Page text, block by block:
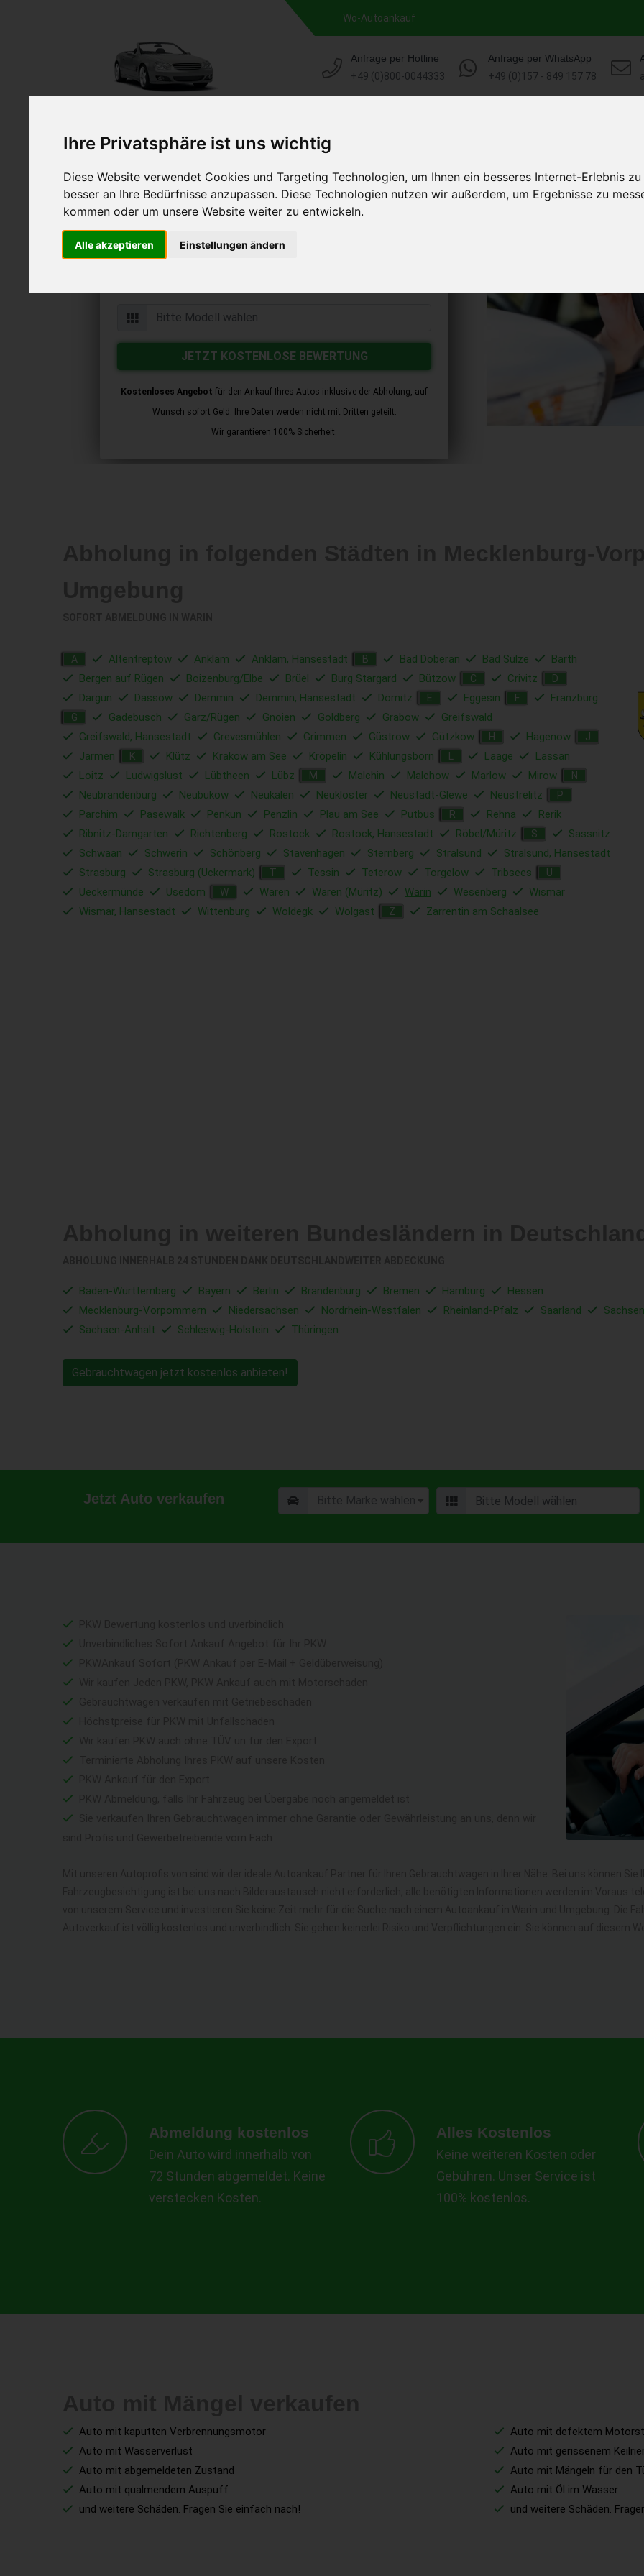
Ihre Privatsphäre ist uns wichtig
Diese Website verwendet Cookies und Targeting Technologien, um Ihnen ein besseres Internet-Erlebnis
besser an Ihre Bedürfnisse anzupassen. Diese Technologien nutzen wir außerdem, um Ergebnisse zu
kommen oder um unsere Website weiter zu entwickeln.
Alle akzeptieren Einstellungen ändern
Wo-Autoankauf
Anfrage per Hotline
+49 (0)800-0044333
Anfrage per WhatsApp
+49 (0)157 - 849 157 78
Autoankauf in Warin Mecklenburg-
Vorpommern (Deutschland)
Online Auto verkaufen & gratis abholen lassen
Auf Wunsch sofort Geld für Ihr Auto erhalten
JETZT KOSTENLOSE BEWERTUNG
Kostenloses Angebot für den Ankauf Ihres Autos inklusive der Abholung, auf
Wunsch sofort Geld. Ihre Daten werden nicht mit Dritten geteilt.
Wir garantieren 100% Sicherheit.
A Altentreptow Anklam Anklam, Hansestadt B Bad Doberan Bad Sülze
Barth
Bergen auf Rügen
Boizenburg/Elbe Brüel Burg Stargard Bützow C Crivitz D
Dargun Dassow Demmin Demmin, Hansestadt Dömitz E Eggesin F Franzburg
G Gadebusch Garz/Rügen Gnoien Goldberg Grabow
Greifswald
Greifswald, Hansestadt
Grevesmühlen Grimmen Güstrow Gützkow H Hagenow J
Jarmen K Klütz Krakow am See Kröpelin Kühlungsborn Laage
Lassan
Loitz
Ludwigslust Lübtheen Lübz M Malchin Malchow Marlow Mirow N
Neubrandenburg Neubukow Neukalen Neukloster Neustadt-Glewe Neustrelitz P
Parchim Pasewalk Penkun Penzlin Plau am See Putbus R Rehna
Rerik
Ribnitz-Damgarten
Richtenberg Rostock Rostock, Hansestadt Röbel/Müritz S
Sassnitz
Schwaan
Schwerin Schönberg Stavenhagen Sternberg Stralsund
Stralsund, Hansestadt
Strasburg
Strasburg (Uckermark) T Tessin Teterow Torgelow Tribsees U
Ueckermünde Usedom W Waren Waren (Müritz) Warin Wesenberg
Wismar
Wismar, Hansestadt
Wittenburg Woldegk Wolgast Z Zarrentin am Schaalsee
Baden-Württemberg Bayern Berlin Brandenburg Bremen Hamburg
Hessen
Mecklenburg-Vorpommern
Niedersachsen Nordrhein-Westfalen Rheinland-Pfalz Saarland
Sachsen
Sachsen-Anhalt
Schleswig-Holstein Thüringen
Gebrauchtwagen jetzt kostenlos anbieten!
Jetzt Auto verkaufen
Abmeldung kostenlos
Dein Auto wird innerhalb von
72 Stunden abgemeldet. Keine
verstecken Kosten.
Alles Kostenlos
Keine weiteren Kosten oder
Gebühren. Unser Service ist
100% kostenlos.
Auto mit kaputten Verbrennungsmotor
Auto mit Wasserverlust
Auto mit abgemeldeten Zustand
Auto mit qualmendem Auspuff
und weitere Schäden. Fragen Sie einfach nach!
Auto mit defektem
Auto mit gerissenem
Auto mit Mängeln für den
Auto mit Öl im Wasser
und weitere Schäden.